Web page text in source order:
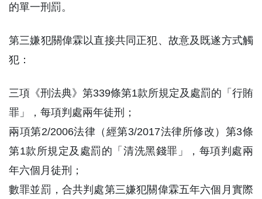
的單一刑罰。
第三嫌犯關偉霖以直接共同正犯、故意及既遂方式觸
犯：
三項《刑法典》第339條第1款所規定及處罰的「行賄
罪」，每項判處兩年徒刑；
兩項第2/2006法律（經第3/2017法律所修改）第3條
第1款所規定及處罰的「清洗黑錢罪」，每項判處兩
年六個月徒刑；
數罪並罰，合共判處第三嫌犯關偉霖五年六個月實際